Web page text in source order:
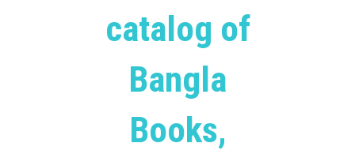
catalog of
Bangla
Books,